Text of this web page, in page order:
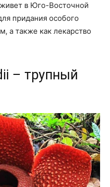
в Юго-Восточной
придания особого
а также как лекарство
– трупный